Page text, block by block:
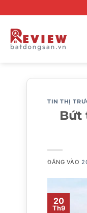
qua
nội
dung
TIN THỊ
Bứt
ĐĂNG VÀO
20
Th9